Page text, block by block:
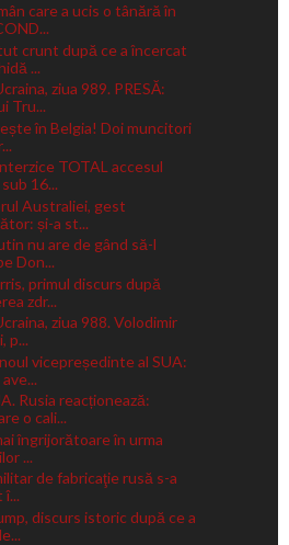
care a ucis o tânără în
crunt după ce a încercat
...
ziua 989. PRESĂ:
Tru...
în Belgia! Doi muncitori
TOTAL accesul
16...
Australiei, gest
și-a st...
nu are de gând să-l
Don...
primul discurs după
zdr...
ziua 988. Volodimir
p...
noul vicepreședinte al SUA:
Rusia reacționează:
o cali...
îngrijorătoare în urma
...
de fabricaţie rusă s-a
î...
discurs istoric după ce a